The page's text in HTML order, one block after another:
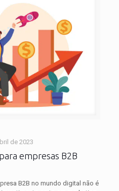
de 2023
empresas B2B
B2B no mundo digital não é